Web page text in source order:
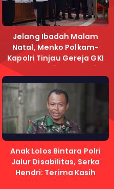
Jelang Ibadah Malam
Natal, Menko Polkam-
Kapolri Tinjau Gereja GKI
Samanhudi dan Gereja
Anak Lolos Bintara Polri
Jalur Disabilitas, Serka
Hendri: Terima Kasih
Kapolri